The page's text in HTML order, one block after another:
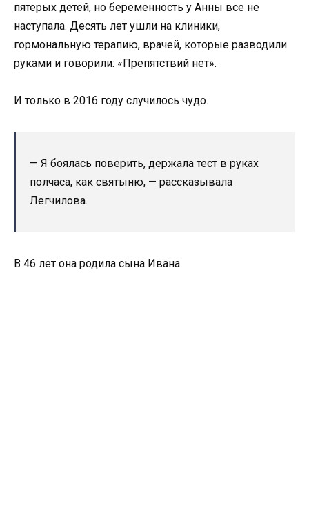
пятерых детей, но беременность у Анны все не
наступала. Десять лет ушли на клиники,
гормональную терапию, врачей, которые разводили
руками и говорили: «Препятствий нет».
И только в 2016 году случилось чудо.
— Я боялась поверить, держала тест в руках
полчаса, как святыню, — рассказывала
Легчилова.
В 46 лет она родила сына Ивана.